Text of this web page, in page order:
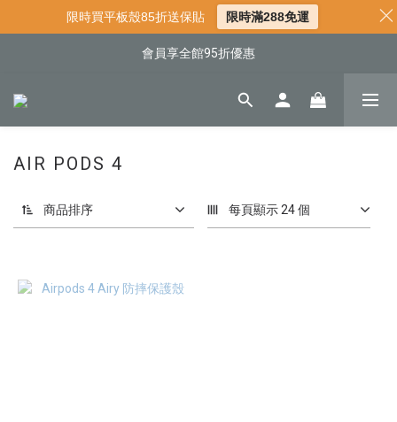
📍新客首購現折$50｜加入會員立即領取
📌年中下殺 手機殼3折起
會員享全館95折優惠
📍新客首購現折$50｜加入會員立即領取
AIR PODS 4
商品排序 每頁顯示 24 個
限時買平板殼85折送保貼 限時滿288免運